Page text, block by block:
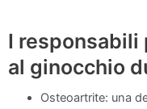
I responsabili
al ginocchio
Osteoartrite: una